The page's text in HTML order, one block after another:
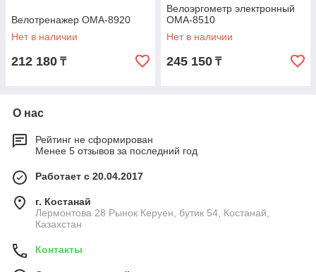
Велотренажер OMA-8920
Нет в наличии
212 180 ₸
Велоэргометр электронный
OMA-8510
Нет в наличии
245 150 ₸
О нас
Рейтинг не сформирован
Менее 5 отзывов за последний год
Работает с 20.04.2017
г. Костанай
Лермонтова 28 Рынок Керуен, бутик 54, Костанай,
Казахстан
Контакты